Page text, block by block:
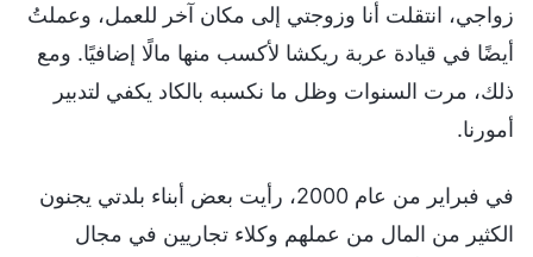
زواجي، انتقلت أنا وزوجتي إلى مكان آخر للعمل، وعملتُ
أيضًا في قيادة عربة ريكشا لأكسب منها مالًا إضافيًا. ومع
ذلك، مرت السنوات وظل ما نكسبه بالكاد يكفي لتدبير
أمورنا.
في فبراير من عام 2000، رأيت بعض أبناء بلدتي يجنون
الكثير من المال من عملهم وكلاء تجاريين في مجال